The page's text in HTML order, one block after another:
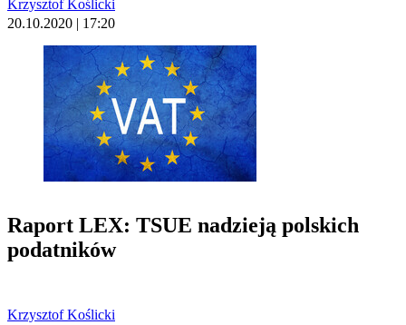
Krzysztof Koślicki
20.10.2020 | 17:20
Raport LEX: TSUE nadzieją polskich
podatników
Krzysztof Koślicki